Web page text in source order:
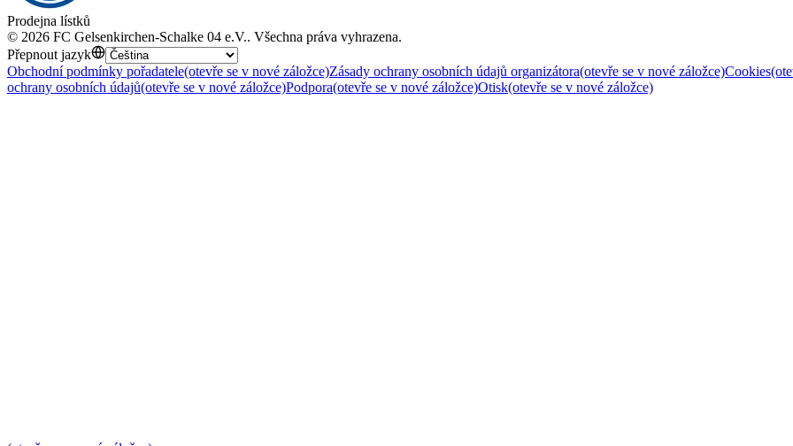
Prodejna lístků
© 2026 FC Gelsenkirchen-Schalke 04 e.V.. Všechna práva vyhrazena.
Přepnout jazyk
Obchodní podmínky pořadatele(otevře se v nové záložce)Zásady ochrany osobních údajů organizátora(otevře se v nové záložce)Cookies
ochrany osobních údajů(otevře se v nové záložce)Podpora(otevře se v nové záložce)Otisk(otevře se v nové záložce)